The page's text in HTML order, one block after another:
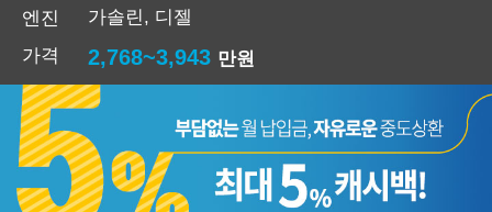
엔진
가솔린, 디젤
가격
2,768~3,943 만원